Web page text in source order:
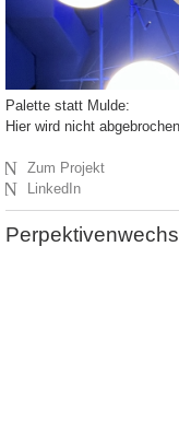
Palette statt Mulde:
Hier wird nicht
N Zum Projekt
N LinkedIn